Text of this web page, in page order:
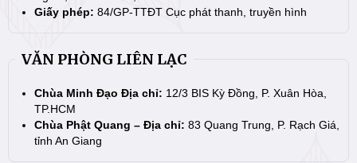
Giấy phép: 84/GP-TTĐT Cục phát thanh, truyền hình
VĂN PHÒNG LIÊN LẠC
Chùa Minh Đạo Địa chỉ: 12/3 BIS Kỳ Đồng, P. Xuân Hòa,
TP.HCM
Chùa Phật Quang – Địa chỉ: 83 Quang Trung, P. Rạch Giá,
tỉnh An Giang